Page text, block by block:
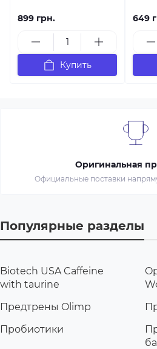
899 грн.
Купить
649
Оригинальная
Официальные поставки
Популярные разделы
Biotech USA Caffeine
with taurine
Предтрены Olimp
Пробиотики